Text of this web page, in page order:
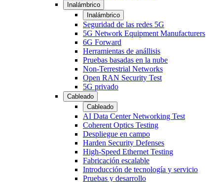
Inalámbrico
Inalámbrico
Seguridad de las redes 5G
5G Network Equipment Manufacturers
6G Forward
Herramientas de anállisis
Pruebas basadas en la nube
Non-Terrestrial Networks
Open RAN Security Test
5G privado
Cableado
Cableado
AI Data Center Networking Test
Coherent Optics Testing
Despliegue en campo
Harden Security Defenses
High-Speed Ethernet Testing
Fabricación escalable
Introducción de tecnología y servicio
Pruebas y desarrollo